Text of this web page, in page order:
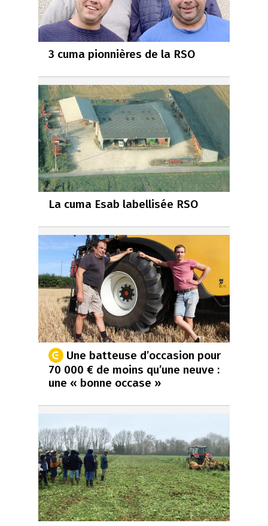
3 cuma pionnières de la RSO
La cuma Esab labellisée RSO
Une batteuse d’occasion pour
70 000 € de moins qu’une neuve :
une « bonne occase »